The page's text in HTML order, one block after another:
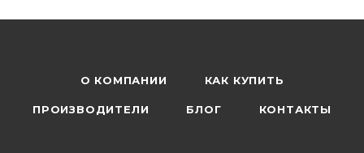
О КОМПАНИИ КАК КУПИТЬ
ПРОИЗВОДИТЕЛИ БЛОГ КОНТАКТЫ